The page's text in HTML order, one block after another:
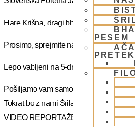
PESEM
Hare Krišna, dragi bhakte!
Prosimo, sprejmite naše ponižno
Lepo vabljeni na 5-dnevno
Pošiljamo vam samo osnovno
Tokrat bo z nami Šrila Prabhupadov
VIDEO REPORTAŽE IZ PREJŠNIH